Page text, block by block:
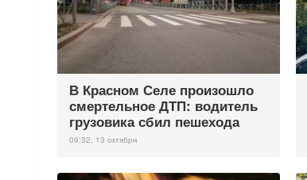
В Красном Селе произошло
смертельное ДТП: водитель
грузовика сбил пешехода
09:32, 13 октября